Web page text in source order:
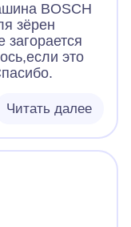
BOSCH
зёрен
загорается
это
Читать далее